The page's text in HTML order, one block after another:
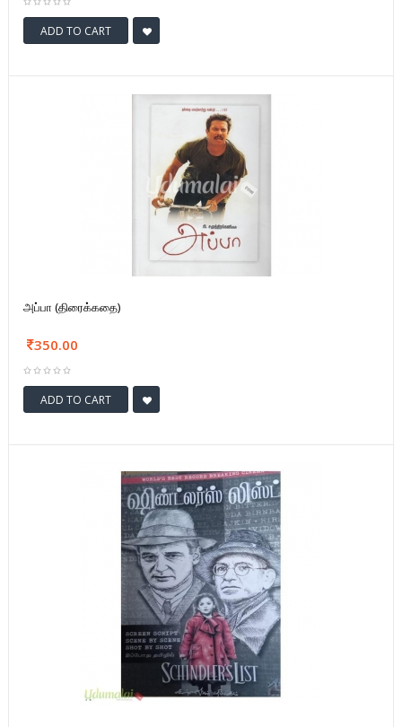
ADD TO CART
அப்பா (திரைக்கதை)
350.00
ADD TO CART